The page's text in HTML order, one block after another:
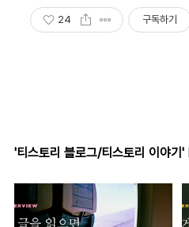
24 구독하기
'티스토리 블로그/티스토리 이야기'